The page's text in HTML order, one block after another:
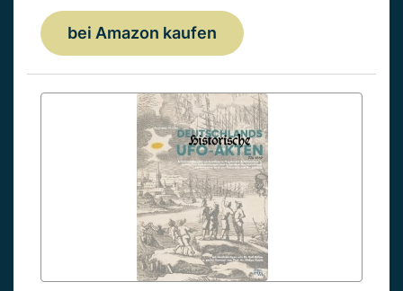
bei Amazon kaufen